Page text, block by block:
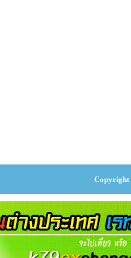
Copyright